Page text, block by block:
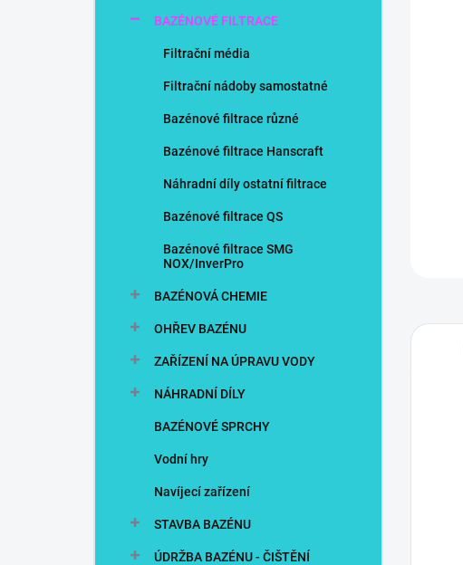
BAZÉNOVÉ FILTRACE
Filtrační média
Filtrační nádoby samostatné
Bazénové filtrace různé
Bazénové filtrace Hanscraft
Náhradní díly ostatní filtrace
Bazénové filtrace QS
Bazénové filtrace SMG
NOX/InverPro
BAZÉNOVÁ CHEMIE
OHŘEV BAZÉNU
ZAŘÍZENÍ NA ÚPRAVU VODY
NÁHRADNÍ DÍLY
BAZÉNOVÉ SPRCHY
Vodní hry
Navíjecí zařízení
STAVBA BAZÉNU
ÚDRŽBA BAZÉNU - ČIŠTĚNÍ